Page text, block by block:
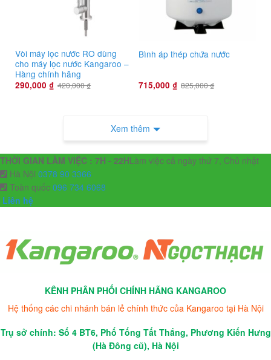
Vòi máy lọc nước RO dùng
cho máy lọc nước Kangaroo –
Hàng chính hãng
290,000 ₫ 420,000₫
Bình áp thép chứa nước
715,000 ₫ 825,000₫
Xem thêm
THỜI GIAN LÀM VIỆC : 7H - 22HLàm việc cả ngày thứ 7, Chủ nhật
Hà Nội 0378 90 3366
Toàn quốc 096 734 6068
Liên hệ
KÊNH PHÂN PHỐI CHÍNH HÃNG KANGAROO
Hệ thống các chi nhánh bán lẻ chính thức của Kangaroo tại Hà Nội
Trụ sở chính: Số 4 BT6, Phố Tống Tất Thắng, Phương Kiến Hưng
(Hà Đông cũ), Hà Nội